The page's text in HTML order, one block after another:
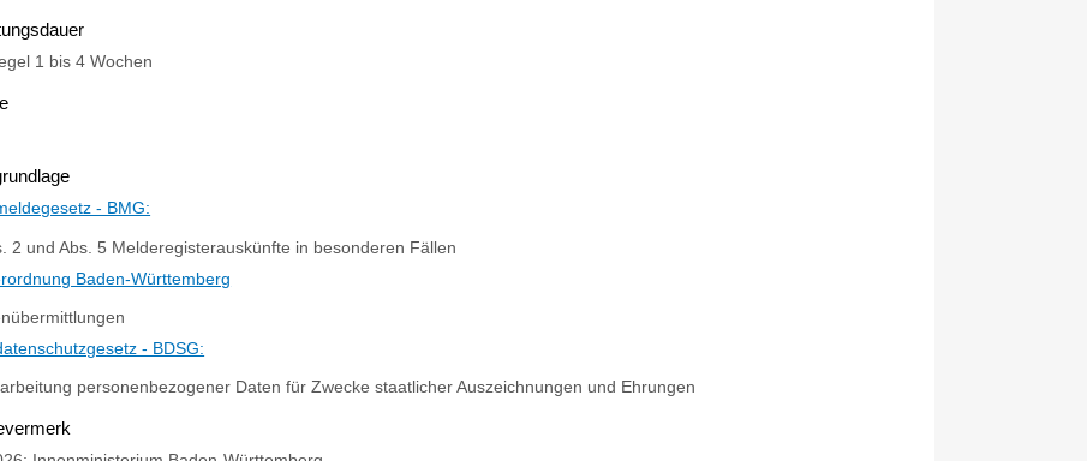
1 bis 4 Wochen
- BMG:
2 und Abs. 5 Melderegisterauskünfte in besonderen Fällen
Baden-Württemberg
- BDSG:
personenbezogener Daten für Zwecke staatlicher Auszeichnungen und Ehrungen